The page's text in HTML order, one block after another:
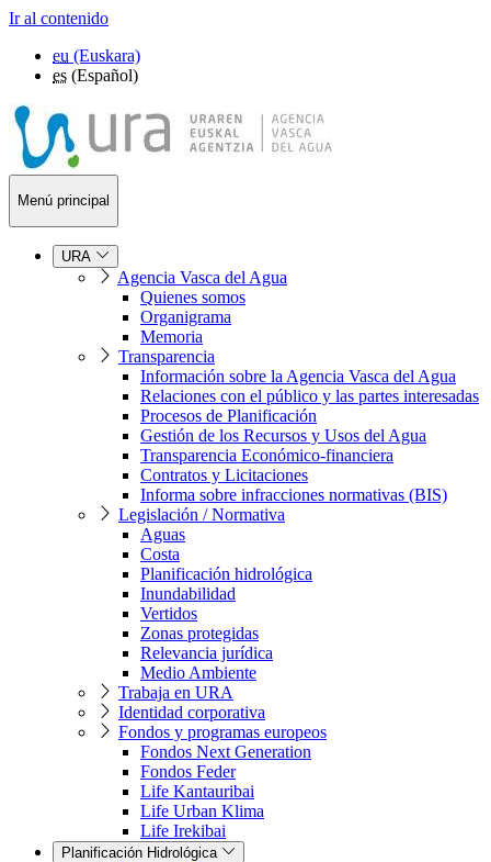
Ir al contenido
eu (Euskara)
es (Español)
Menú principal
URA
Agencia Vasca del Agua
Quienes somos
Organigrama
Memoria
Transparencia
Información sobre la Agencia Vasca del Agua
Relaciones con el público y las partes interesadas
Procesos de Planificación
Gestión de los Recursos y Usos del Agua
Transparencia Económico-financiera
Contratos y Licitaciones
Informa sobre infracciones normativas (BIS)
Legislación / Normativa
Aguas
Costa
Planificación hidrológica
Inundabilidad
Vertidos
Zonas protegidas
Relevancia jurídica
Medio Ambiente
Trabaja en URA
Identidad corporativa
Fondos y programas europeos
Fondos Next Generation
Fondos Feder
Life Kantauribai
Life Urban Klima
Life Irekibai
Planificación Hidrológica